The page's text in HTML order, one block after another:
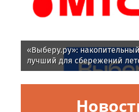
«Выберу.ру»:
лучший для сбережений